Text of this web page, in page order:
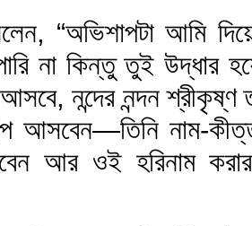
“অভিশাপটা আমি
না কিন্তু তুই উদ্ধার
নন্দের নন্দন
আসবেন—তিনি নাম-
আর ওই হরিনাম